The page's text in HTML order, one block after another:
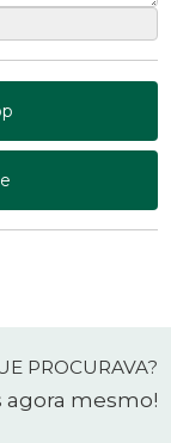
PROCURAVA?
agora mesmo!